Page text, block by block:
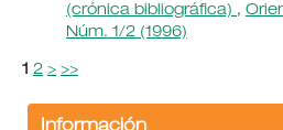
(crónica bibliográfica) ,
Núm. 1/2 (1996)
1 2 > >>